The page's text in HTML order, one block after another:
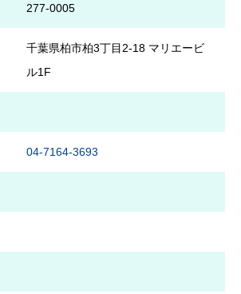
277-0005
千葉県柏市柏3丁目2-18 マリエービ
ル1F
04-7164-3693